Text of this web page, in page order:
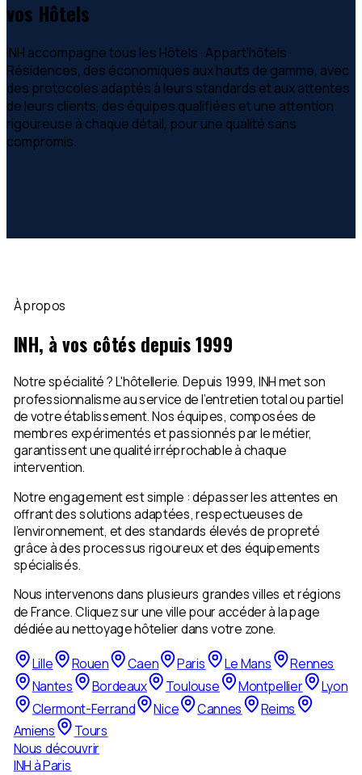
vos Hôtels
INH accompagne tous les Hôtels · Appart'hôtels ·
Résidences, des économiques aux hauts de gamme, avec
des protocoles adaptés à leurs standards et aux attentes
de leurs clients, des équipes qualifiées et une attention
rigoureuse à chaque détail, pour une qualité sans
compromis.
Auto-évaluation
À propos
INH, à vos côtés depuis 1999
Notre spécialité ? L'hôtellerie. Depuis 1999, INH met son
professionnalisme au service de l'entretien total ou partiel
de votre établissement. Nos équipes, composées de
membres expérimentés et passionnés par le métier,
garantissent une qualité irréprochable à chaque
intervention.
Notre engagement est simple : dépasser les attentes en
offrant des solutions adaptées, respectueuses de
l'environnement, et des standards élevés de propreté
grâce à des processus rigoureux et des équipements
spécialisés.
Nous intervenons dans plusieurs grandes villes et régions
de France. Cliquez sur une ville pour accéder à la page
dédiée au nettoyage hôtelier dans votre zone.
Lille Rouen Caen Paris Le Mans Rennes
Nantes Bordeaux Toulouse Montpellier Lyon
Clermont-Ferrand Nice Cannes Reims
Amiens Tours
Nous découvrir
INH àParis